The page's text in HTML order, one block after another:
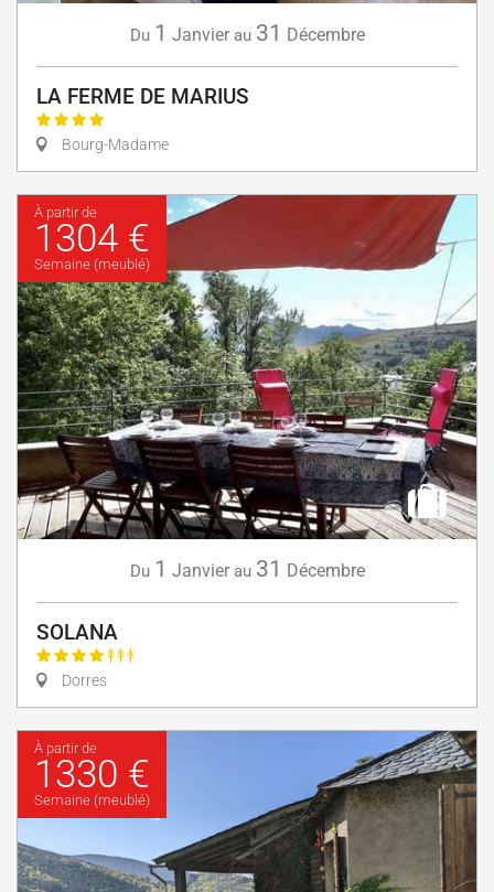
Du 1 Janvier au 31 Décembre
LA FERME DE MARIUS
Bourg-Madame
À partir de
1304 €
Semaine (meublé)
Du 1 Janvier au 31 Décembre
SOLANA
Dorres
À partir de
1330 €
Semaine (meublé)